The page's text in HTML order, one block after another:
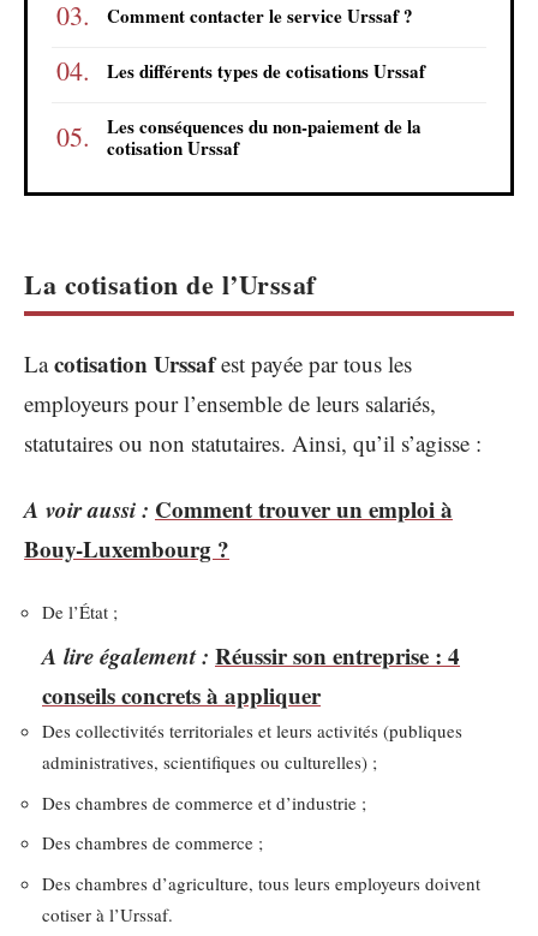
Comment contacter le service Urssaf ?
Les différents types de cotisations Urssaf
Les conséquences du non-paiement de la
cotisation Urssaf
La cotisation de l’Urssaf
Lacotisation Urssafest payée par tous les
employeurs pour l’ensemble de leurs salariés,
statutaires ou non statutaires. Ainsi, qu’il s’agisse :
A voir aussi : Comment trouver un emploi à
Bouy-Luxembourg ?
De l’État ;
A lire également : Réussir son entreprise : 4
conseils concrets à appliquer
Des collectivités territoriales et leurs activités (publiques
administratives, scientifiques ou culturelles) ;
Des chambres de commerce et d’industrie ;
Des chambres de commerce ;
Des chambres d’agriculture, tous leurs employeurs doivent
cotiser à l’Urssaf.